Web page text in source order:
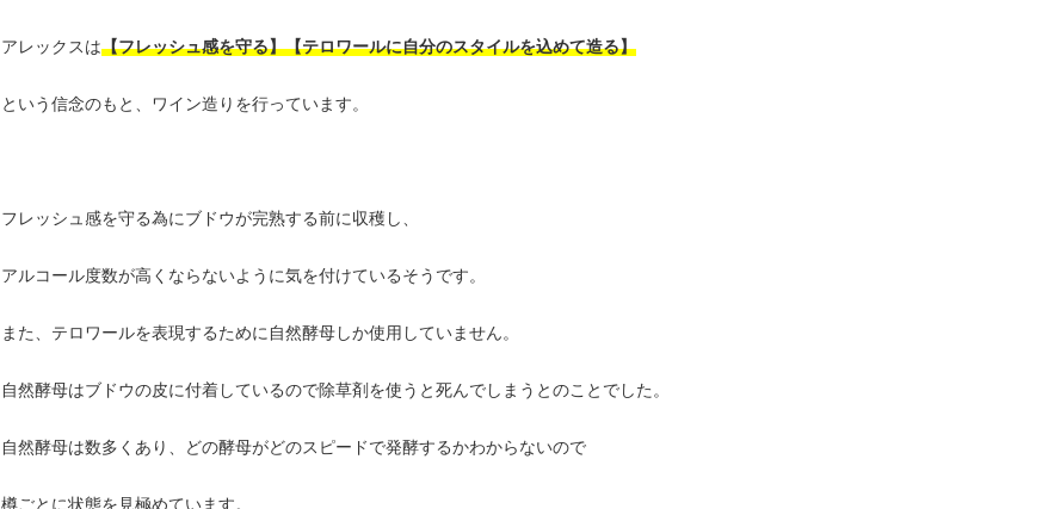
アレックスは【フレッシュ感を守る】【テロワールに自分のスタイルを込めて造る】
という信念のもと、ワイン造りを行っています。
フレッシュ感を守る為にブドウが完熟する前に収穫し、
アルコール度数が高くならないように気を付けているそうです。
また、テロワールを表現するために自然酵母しか使用していません。
自然酵母はブドウの皮に付着しているので除草剤を使うと死んでしまうとのことでした。
自然酵母は数多くあり、どの酵母がどのスピードで発酵するかわからないので
樽ごとに状態を見極めています。